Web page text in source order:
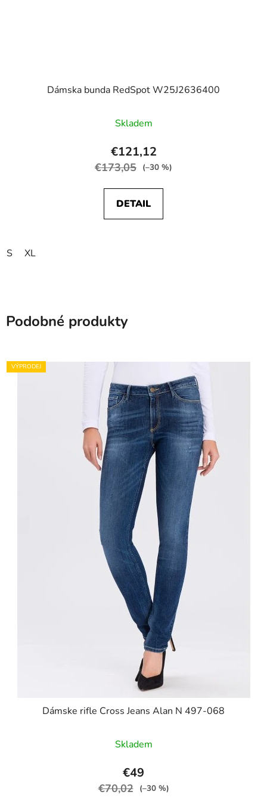
Dámska bunda RedSpot W25J2636400
Skladem
€121,12
€173,05 (–30 %)
DETAIL
S XL
Podobné produkty
VÝPRODEJ
Dámske rifle Cross Jeans Alan N 497-068
Skladem
€49
€70,02 (–30 %)